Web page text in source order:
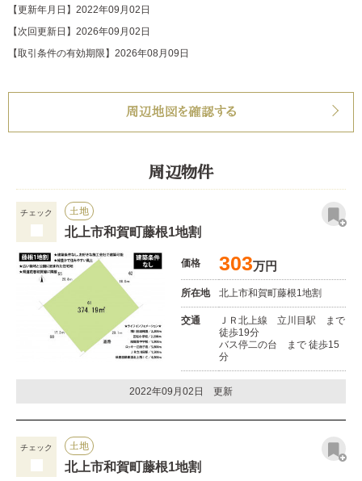
【更新年月日】2022年09月02日
【次回更新日】2026年09月02日
【取引条件の有効期限】2026年08月09日
周辺地図を確認する
周辺物件
チェック 土地
北上市和賀町藤根1地割
価格 303万円
所在地 北上市和賀町藤根1地割
交通
ＪＲ北上線 立川目駅 まで
徒歩19分
バス停二の台 まで 徒歩15
分
2022年09月02日 更新
チェック 土地
北上市和賀町藤根1地割